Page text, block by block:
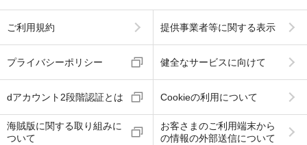
ご利用規約 提供事業者等に関する表示
プライバシーポリシー 健全なサービスに向けて
dアカウント2段階認証とは Cookieの利用について
海賊版に関する取り組みに
ついて
お客さまのご利用端末から
の情報の外部送信について